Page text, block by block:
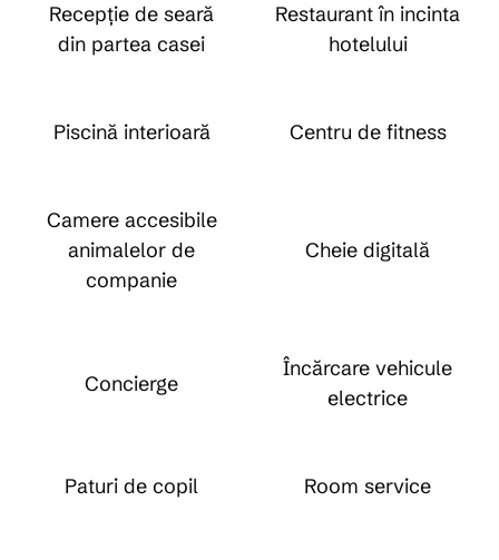
Recepție de seară
din partea casei
Restaurant în incinta
hotelului
Piscină interioară Centru de fitness
Camere accesibile
animalelor de
companie
Cheie digitală
Concierge
Încărcare vehicule
electrice
Paturi de copil Room service